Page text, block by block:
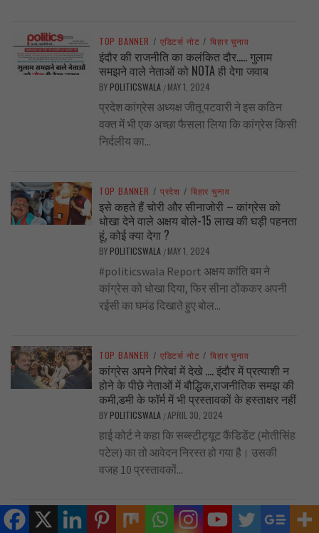
TOP BANNER / एडिटर्स नोट / बिहार चुनाव
इंदौर की राजनीति का कलंकित दौर….. गुलाम
समझने वाले नेताओं को NOTA ही देगा जवाब
BY POLITICSWALA / MAY 1, 2024
प्रदेश कांग्रेस अध्यक्ष जीतू पटवारी ने इस कठिन
वक्त में भी एक अच्छा फैसला लिया कि कांग्रेस किसी
निर्दलीय का...
TOP BANNER / प्रदेश / बिहार चुनाव
इसे कहते हैं चोरी और सीनाजोरी – कांग्रेस को
धोखा देने वाले अक्षय बोले-15 लाख की घड़ी पहनता
हूं, कोई क्या देगा ?
BY POLITICSWALA / MAY 1, 2024
#politicswala Report अक्षय कांति बम ने
कांग्रेस को धोखा दिया, फिर सीना ठोंककर अपनी
रईसी का घमंड दिखाते हुए बोल...
TOP BANNER / एडिटर्स नोट / बिहार चुनाव
कांग्रेस अपने गिरेबां में देखे …. इंदौर में प्रत्याशी न
होने के पीछे नेताओं में बौद्धिक,राजनीतिक समझ की
कमी,डमी के फॉर्म में भी प्रस्तावकों के हस्ताक्षर नहीं
BY POLITICSWALA /APRIL 30, 2024
हाई कोर्ट ने कहा कि सब्स्टीट्यूट कैंडिडेंट (मोतीसिंह
पटेल) का तो आवेदन निरस्त हो गया है। उसकी
वजह 10 प्रस्तावकों...
TOP BANNER / प्रदेश / बिहार चुनाव